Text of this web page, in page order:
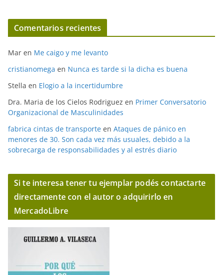
Comentarios recientes
Mar en Me caigo y me levanto
cristianomega en Nunca es tarde si la dicha es buena
Stella en Elogio a la incertidumbre
Dra. Maria de los Cielos Rodriguez en Primer Conversatorio
Organizacional de Masculinidades
fabrica cintas de transporte en Ataques de pánico en
menores de 30. Son cada vez más usuales, debido a la
sobrecarga de responsabilidades y al estrés diario
Si te interesa tener tu ejemplar podés contactarte
directamente con el autor o adquirirlo en
MercadoLibre